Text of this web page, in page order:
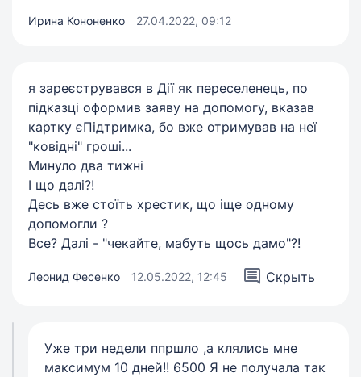
Ирина Кононенко 27.04.2022, 09:12
я зареєструвався в Дії як переселенець, по
підказці оформив заяву на допомогу, вказав
картку єПідтримка, бо вже отримував на неї
"ковідні" гроші...
Минуло два тижні
І що далі?!
Десь вже стоїть хрестик, що іще одному
допомогли ?
Все? Далі - "чекайте, мабуть щось дамо"?!
Леонид Фесенко 12.05.2022, 12:45 Скрыть
Уже три недели ппршло ,а клялись мне
максимум 10 дней!! 6500 Я не получала так